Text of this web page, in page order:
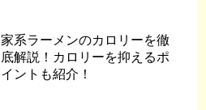
家系ラーメンのカロリーを徹
底解説！カロリーを抑えるポ
イントも紹介！